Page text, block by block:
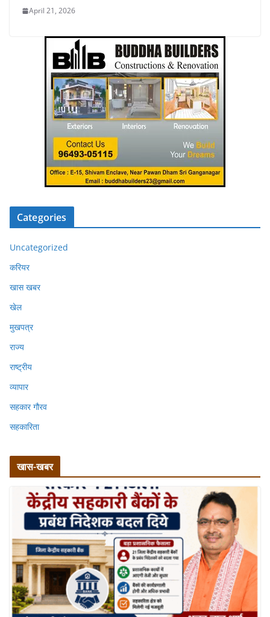
April 21, 2026
Categories
Uncategorized
करियर
खास खबर
खेल
मुखपत्र
राज्य
राष्ट्रीय
व्यापार
सहकार गौरव
सहकारिता
खास-खबर